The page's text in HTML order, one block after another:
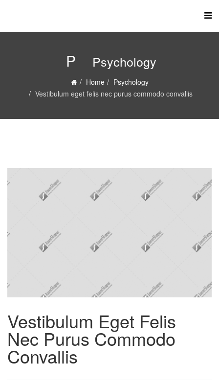
P Psychology
Home
Psychology
Vestibulum eget felis nec purus commodo convallis
Vestibulum Eget Felis
Nec Purus Commodo
Convallis